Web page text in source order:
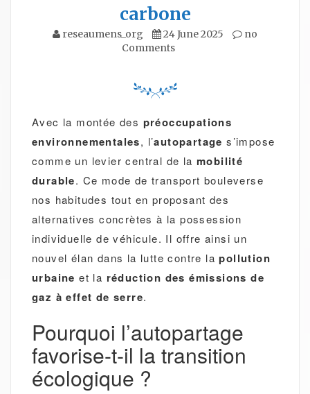
carbone
reseaumens_org 24 June 2025
no
Comments
Avec la montée des préoccupations
environnementales, l’autopartage s’impose
comme un levier central de la mobilité
durable. Ce mode de transport bouleverse
nos habitudes tout en proposant des
alternatives concrètes à la possession
individuelle de véhicule. Il offre ainsi un
nouvel élan dans la lutte contre lapollution
urbaine et la réduction des émissions de
gaz à effet de serre.
Pourquoi l’autopartage
favorise-t-il la transition
écologique ?